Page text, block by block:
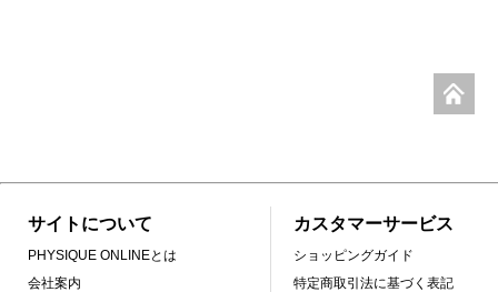
サイトについて
PHYSIQUE ONLINEとは
会社案内
カスタマーサービス
ショッピングガイド
特定商取引法に基づく表記